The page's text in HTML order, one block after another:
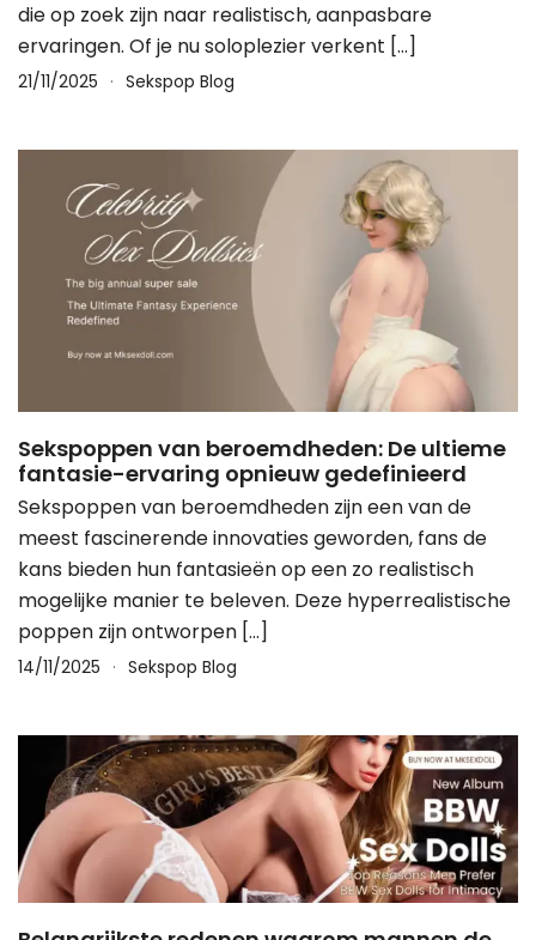
die op zoek zijn naar realistisch, aanpasbare
ervaringen. Of je nu soloplezier verkent […]
21/11/2025 Sekspop Blog
Sekspoppen van beroemdheden: De ultieme
fantasie-ervaring opnieuw gedefinieerd
Sekspoppen van beroemdheden zijn een van de
meest fascinerende innovaties geworden, fans de
kans bieden hun fantasieën op een zo realistisch
mogelijke manier te beleven. Deze hyperrealistische
poppen zijn ontworpen […]
14/11/2025 Sekspop Blog